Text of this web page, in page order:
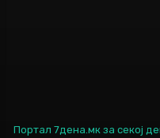
Портал 7дена.мк за секој